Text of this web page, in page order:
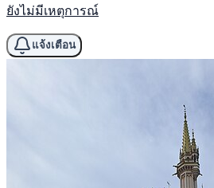
ยังไม่มีเหตุการณ์
แจ้งเตือน